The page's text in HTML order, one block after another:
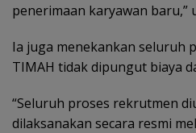
penerimaan karyawan baru,”
Ia juga menekankan seluruh
TIMAH tidak dipungut biaya
“Seluruh proses rekrutmen
dilaksanakan secara resmi